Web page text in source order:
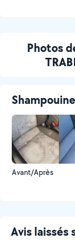
Photos
Avant/Après
Avis laissés